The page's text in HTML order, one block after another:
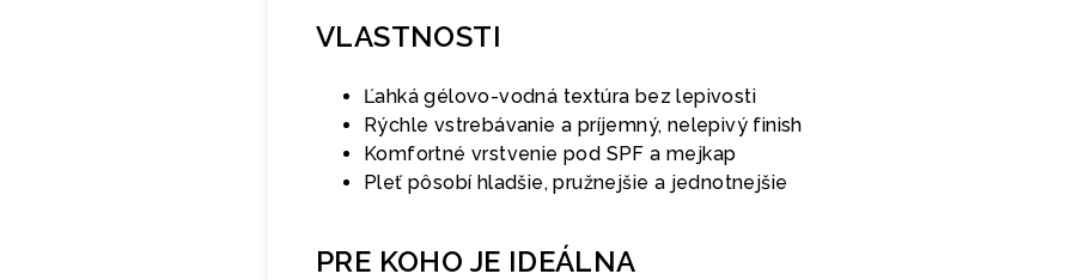
VLASTNOSTI
Ľahká gélovo-vodná textúra bez lepivosti
Rýchle vstrebávanie a príjemný, nelepivý finish
Komfortné vrstvenie pod SPF a mejkap
Pleť pôsobí hladšie, pružnejšie a jednotnejšie
PRE KOHO JE IDEÁLNA